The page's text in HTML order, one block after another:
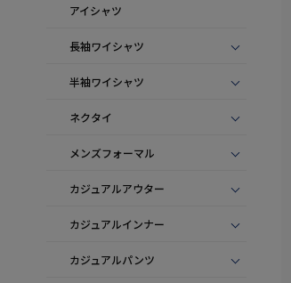
アイシャツ
長袖ワイシャツ
半袖ワイシャツ
ネクタイ
メンズフォーマル
カジュアルアウター
カジュアルインナー
カジュアルパンツ